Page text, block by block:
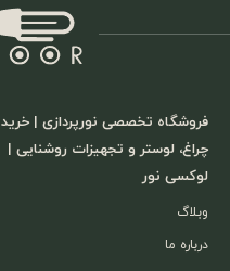
فروشگاه تخصصی نورپردازی | خرید
چراغ، لوستر و تجهیزات روشنایی |
لوکسی نور
وبلاگ
درباره ما